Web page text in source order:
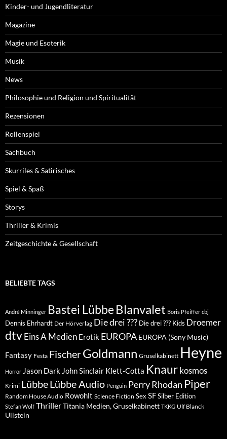
Kinder- und Jugendliteratur
Magazine
Magie und Esoterik
Musik
News
Philosophie und Religion und Spiritualität
Rezensionen
Rollenspiel
Sachbuch
Skurriles & Satirisches
Spiel & Spaß
Storys
Thriller & Krimis
Zeitgeschichte & Gesellschaft
BELIEBTE TAGS
André Minninger Bastei Lübbe Blanvalet Boris Pfeiffer cbj
Dennis Ehrhardt Der Hörverlag Die drei ??? Die drei ??? Kids Droemer
dtvEins A Medien Erotik EUROPA EUROPA (Sony Music)
Fantasy Festa FischerGoldmann Gruselkabinett Heyne
Horror Jason Dark John Sinclair Klett-Cotta Knaur kosmos
Krimi LübbeLübbe Audio Penguin Perry Rhodan Piper
Random House Audio Rowohlt Science Fiction Sex SFSilber Edition
Stefan Wolf ThrillerTitania Medien, Gruselkabinett TKKG Ulf Blanck
Ullstein